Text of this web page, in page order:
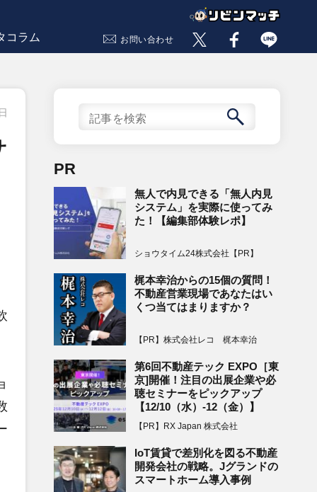
コラム お問い合わせ
PR
無人で内見できる「無人内見
システム」を実際に使ってみ
た！【編集部体験レポ】
ショウタイム24株式会社【PR】
梶本幸治からの15個の質問！
不動産営業現場であなたはい
くつ当てはまりますか？
【PR】株式会社レコ 梶本幸治
第6回不動産テック EXPO［東
京]開催！注目の出展企業や必
聴セミナーをピックアップ
【12/10（水）-12（金）】
【PR】RX Japan 株式会社
IoT賃貸で差別化を図る不動産
開発会社の戦略。Jグランドの
スマートホーム導入事例